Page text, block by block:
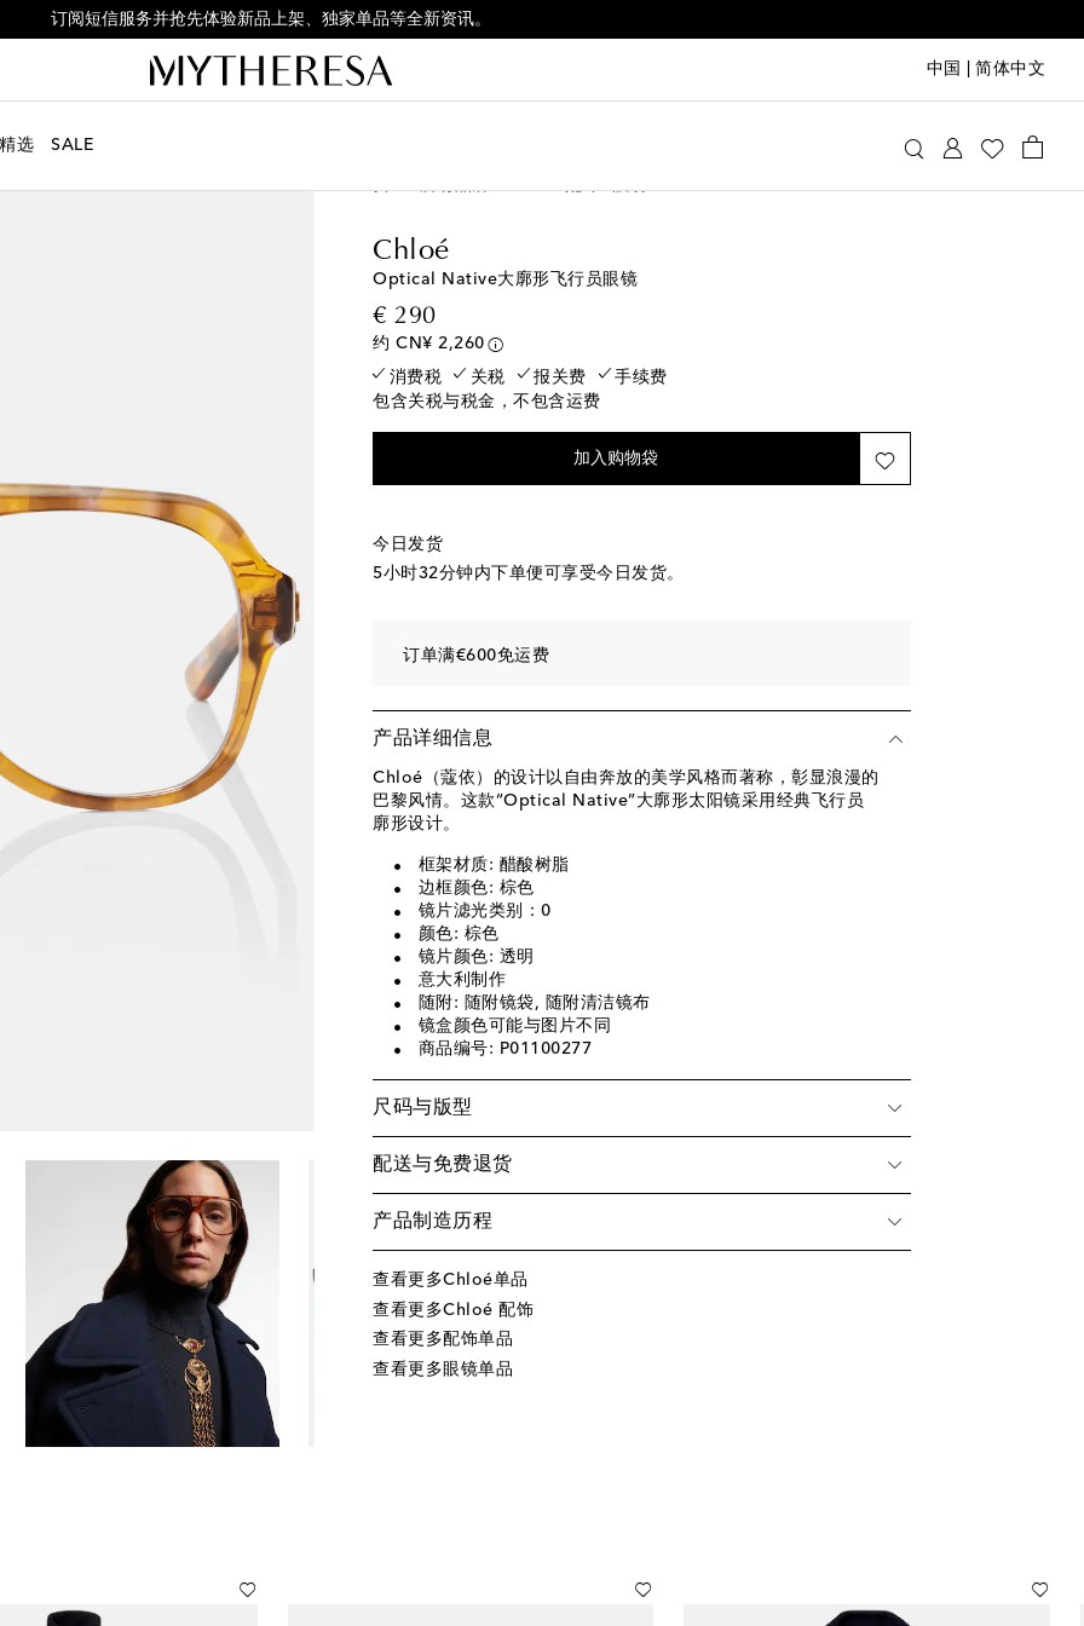
订阅短信服务并抢先体验新品上架、独家单品等全新资讯。
中国 简体中文
选 SALE
Chloé
Optical Native大廓形飞行员眼镜
€ 290original price
约 CN¥ 2,260
消费税
关税 报关费
手续费
包含关税与税金，不包含运费
加入购物袋
今日发货
5小时32分钟内下单便可享受今日发货。
订单满€600免运费
产品详细信息
Chloé（蔻依）的设计以自由奔放的美学风格而著称，彰显浪漫的
巴黎风情。这款“Optical Native”大廓形太阳镜采用经典飞行员
廓形设计。
框架材质: 醋酸树脂
边框颜色: 棕色
镜片滤光类别：0
颜色: 棕色
镜片颜色: 透明
意大利制作
随附: 随附镜袋, 随附清洁镜布
镜盒颜色可能与图片不同
商品编号: P01100277
尺码与版型
配送与免费退货
产品制造历程
查看更多Chloé单品
查看更多Chloé 配饰
查看更多配饰单品
查看更多眼镜单品